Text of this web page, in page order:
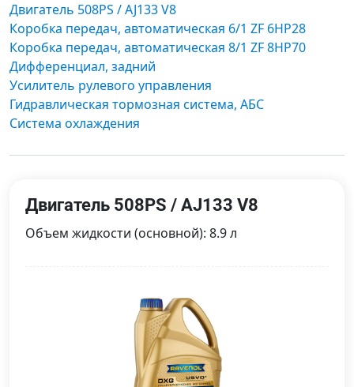
Двигатель 508PS / AJ133 V8
Коробка передач, автоматическая 6/1 ZF 6HP28
Коробка передач, автоматическая 8/1 ZF 8HP70
Дифференциал, задний
Усилитель рулевого управления
Гидравлическая тормозная система, АБС
Система охлаждения
Двигатель 508PS / AJ133 V8
Объем жидкости (основной): 8.9 л